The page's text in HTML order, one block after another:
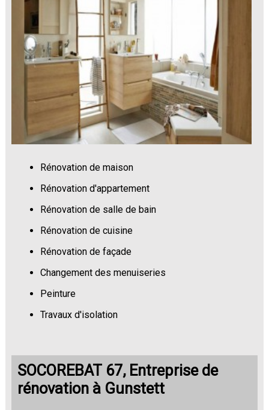
Rénovation de maison
Rénovation d'appartement
Rénovation de salle de bain
Rénovation de cuisine
Rénovation de façade
Changement des menuiseries
Peinture
Travaux d'isolation
SOCOREBAT 67, Entreprise de
rénovation à Gunstett